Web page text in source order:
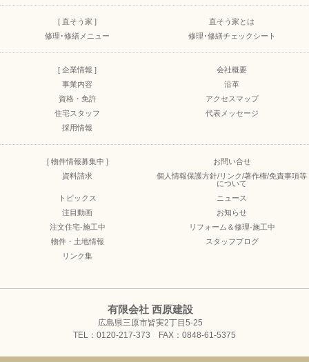
[ 直そう家 ]
直そう家とは
修理･修繕メニュー
修理･修繕チェックシート
[ 企業情報 ]
会社概要
事業内容
沿革
資格・免許
アクセスマップ
住宅スタッフ
代表メッセージ
採用情報
[ 物件情報募集中 ]
お問い合せ
資料請求
個人情報保護方針/リンク/著作権/免責事項等
について
トピックス
ニュース
注目動画
お知らせ
注文住宅-施工中
リフォーム＆修理-施工中
物件・土地情報
スタッフブログ
リンク集
有限会社 西原建設
広島県三原市皆実2丁目5-25
TEL：0120-217-373 FAX：0848-61-5375